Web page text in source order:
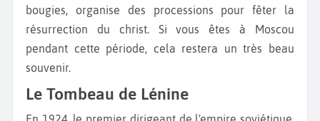
bougies, organise des processions pour fêter la
résurrection du christ. Si vous êtes à Moscou
pendant cette période, cela restera un très beau
souvenir.
Le Tombeau de Lénine